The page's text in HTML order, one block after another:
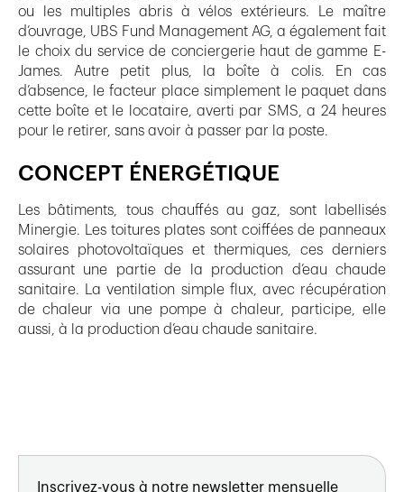
ou les multiples abris à vélos extérieurs. Le maître
d’ouvrage, UBS Fund Management AG, a également fait
le choix du service de conciergerie haut de gamme E-
James. Autre petit plus, la boîte à colis. En cas
d’absence, le facteur place simplement le paquet dans
cette boîte et le locataire, averti par SMS, a 24 heures
pour le retirer, sans avoir à passer par la poste.
CONCEPT ÉNERGÉTIQUE
Les bâtiments, tous chauffés au gaz, sont labellisés
Minergie. Les toitures plates sont coiffées de panneaux
solaires photovoltaïques et thermiques, ces derniers
assurant une partie de la production d’eau chaude
sanitaire. La ventilation simple flux, avec récupération
de chaleur via une pompe à chaleur, participe, elle
aussi, à la production d’eau chaude sanitaire.
Inscrivez-vous à notre newsletter mensuelle